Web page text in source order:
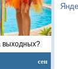
выходных?
сен